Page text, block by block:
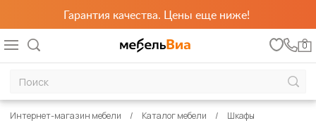
Гарантия качества. Цены еще ниже!
0
Интернет-магазин мебели Каталог мебели Шкафы